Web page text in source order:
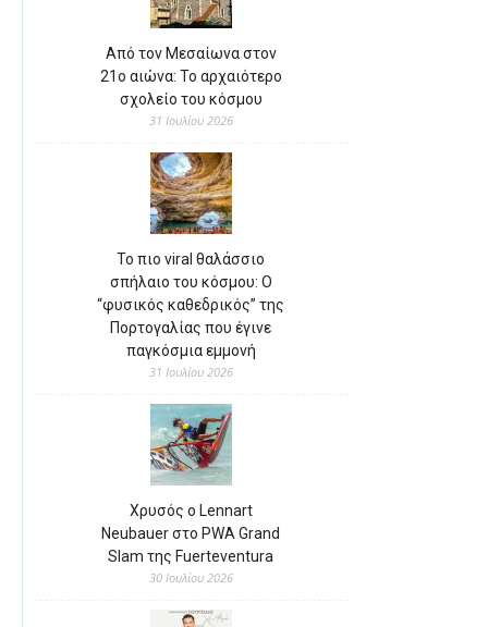
Από τον Μεσαίωνα στον
21ο αιώνα: Το αρχαιότερο
σχολείο του κόσμου
31 Ιουλίου 2026
Το πιο viral θαλάσσιο
σπήλαιο του κόσμου: Ο
“φυσικός καθεδρικός” της
Πορτογαλίας που έγινε
παγκόσμια εμμονή
31 Ιουλίου 2026
Χρυσός ο Lennart
Neubauer στο PWA Grand
Slam της Fuerteventura
30 Ιουλίου 2026